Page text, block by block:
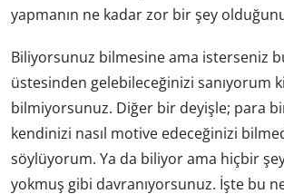
yapmanın ne kadar zor bir şey
Biliyorsunuz bilmesine ama isterseniz
üstesinden gelebileceğinizi sanıyorum
bilmiyorsunuz. Diğer bir deyişle; para
kendinizi nasıl motive edeceğinizi
söylüyorum. Ya da biliyor ama hiçbir
yokmuş gibi davranıyorsunuz. İşte bu